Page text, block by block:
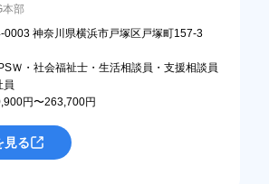
本部
0003 神奈川県横浜市戸塚区戸塚町157-3
Ｗ・社会福祉士・生活相談員・支援相談員
員
円〜263,700円
見る